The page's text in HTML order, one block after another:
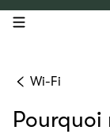
open navigation menu
Wi-Fi